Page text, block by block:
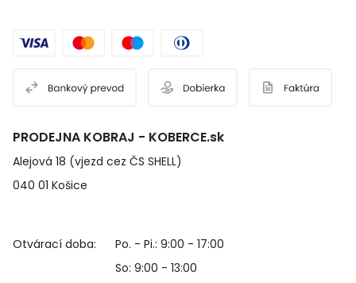
PRODEJNA KOBRAJ - KOBERCE.sk
Alejová 18 (vjezd cez ČS SHELL)
040 01 Košice
Otvárací doba:
Po. - Pi.: 9:00 - 17:00
So: 9:00 - 13:00